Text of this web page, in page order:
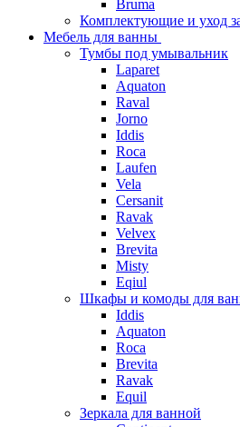
Bruma
Комплектующие и уход
Мебель для ванны
Тумбы под умывальник
Laparet
Aquaton
Raval
Jorno
Iddis
Roca
Laufen
Vela
Cersanit
Ravak
Velvex
Brevita
Misty
Eqiul
Шкафы и комоды для
Iddis
Aquaton
Roca
Brevita
Ravak
Equil
Зеркала для ванной